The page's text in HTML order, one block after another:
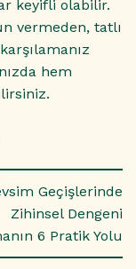
keyifli olabilir.
vermeden, tatlı
hem
Geçişlerinde
Zihinsel Dengeni
6 Pratik Yolu